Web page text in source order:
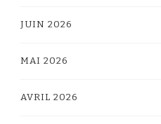
JUIN 2026
MAI 2026
AVRIL 2026